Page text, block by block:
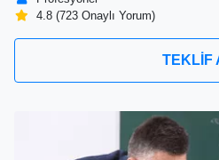
4.8 (723 Onaylı Yorum)
TEKLİF